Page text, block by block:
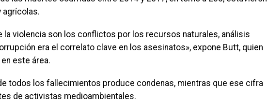
agrícolas.
la violencia son los conflictos por los recursos naturales, análisis
era el correlato clave en los asesinatos», expone Butt, quien
este área.
todos los fallecimientos produce condenas, mientras que ese cifra
de activistas medioambientales.